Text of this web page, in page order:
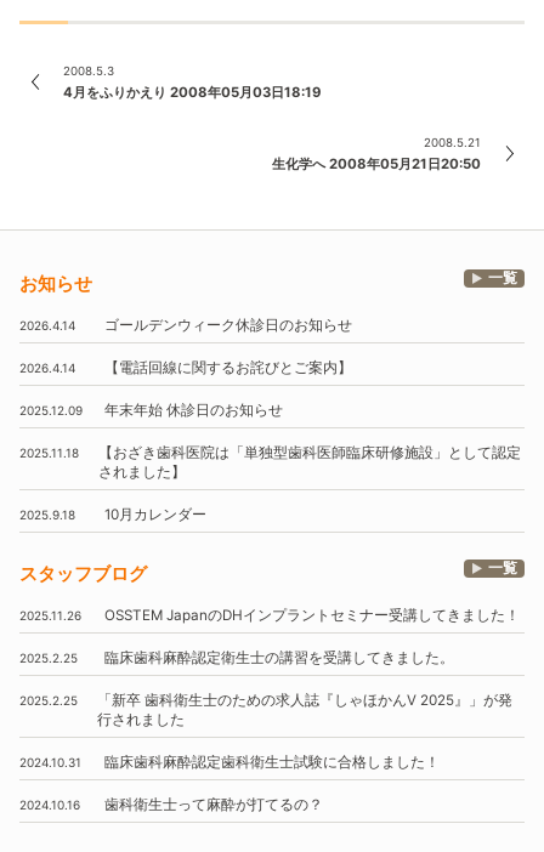
2008.5.3
4月をふりかえり 2008年05月03日18:19
2008.5.21
生化学へ 2008年05月21日20:50
お知らせ 一覧
2026.4.14 ゴールデンウィーク休診日のお知らせ
2026.4.14 【電話回線に関するお詫びとご案内】
2025.12.09 年末年始 休診日のお知らせ
2025.11.18 【おざき歯科医院は 「単独型歯科医師臨床研修施設」
として認定
されました】
2025.9.18 10月 カレンダー
スタッフブログ 一覧
2025.11.26 OSSTEM JapanのDHインプラントセミナー受講してきました！
2025.2.25 臨床歯科麻酔認定衛生士の講習を受講してきました。
2025.2.25 「新卒 歯科衛生士のための求人誌『しゃほかんV 2025』」 が発
行されました
2024.10.31 臨床歯科麻酔認定歯科衛生士試験に合格しました！
2024.10.16 歯科衛生士って麻酔が打てるの？